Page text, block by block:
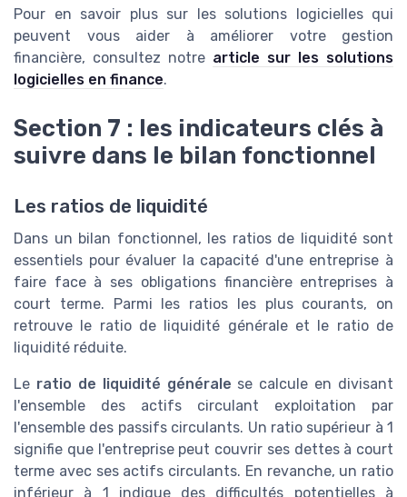
Pour en savoir plus sur les solutions logicielles qui
peuvent vous aider à améliorer votre gestion
financière, consultez notre article sur les solutions
logicielles en finance.
Section 7 : les indicateurs clés à
suivre dans le bilan fonctionnel
Les ratios de liquidité
Dans un bilan fonctionnel, les ratios de liquidité sont
essentiels pour évaluer la capacité d'une entreprise à
faire face à ses obligations financière entreprises à
court terme. Parmi les ratios les plus courants, on
retrouve le ratio de liquidité générale et le ratio de
liquidité réduite.
Le ratio de liquidité générale se calcule en divisant
l'ensemble des actifs circulant exploitation par
l'ensemble des passifs circulants. Un ratio supérieur à 1
signifie que l'entreprise peut couvrir ses dettes à court
terme avec ses actifs circulants. En revanche, un ratio
inférieur à 1 indique des difficultés potentielles à